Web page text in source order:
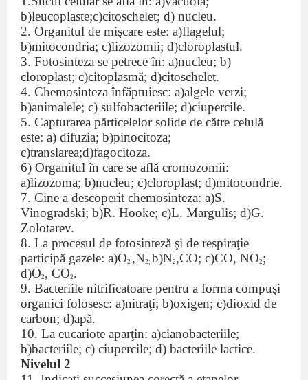
b)leucoplaste;c)citoschelet; d) nucleu.
2. Organitul de mişcare este: a)flagelul;
b)mitocondria; c)lizozomii; d)cloroplastul.
3. Fotosinteza se petrece în: a)nucleu; b)
cloroplast; c)citoplasmă; d)citoschelet.
4. Chemosinteza înfăptuiesc: a)algele verzi;
b)animalele; c) sulfobacteriile; d)ciupercile.
5. Capturarea părticelelor solide de către celulă
este: a) difuzia; b)pinocitoza;
c)translarea;d)fagocitoza.
6) Organitul în care se află cromozomii:
a)lizozoma; b)nucleu; c)cloroplast; d)mitocondrie.
7. Cine a descoperit chemosinteza: a)S.
Vinogradski; b)R. Hooke; c)L. Margulis; d)G.
Zolotarev.
8. La procesul de fotosinteză şi de respiraţie
participă gazele: a)O2 ,N2; b)N2 ,CO; c)CO, NO2 ;
d)O2 , CO2 .
9. Bacteriile nitrificatoare pentru a forma compuşi
organici folosesc: a)nitraţi; b)oxigen; c)dioxid de
carbon; d)apă.
10. La eucariote aparţin: a)cianobacteriile;
b)bacteriile; c) ciupercile; d) bacteriile lactice.
Nivelul 2